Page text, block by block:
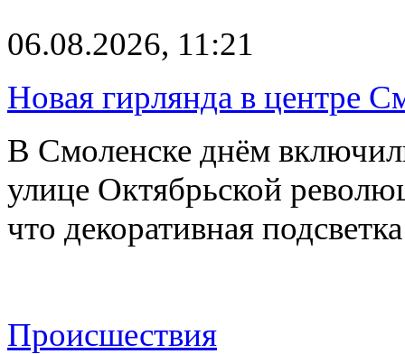
06.08.2026, 11:21
Новая гирлянда в центре
В Смоленске днём
улице Октябрьской
что декоративная
Происшествия